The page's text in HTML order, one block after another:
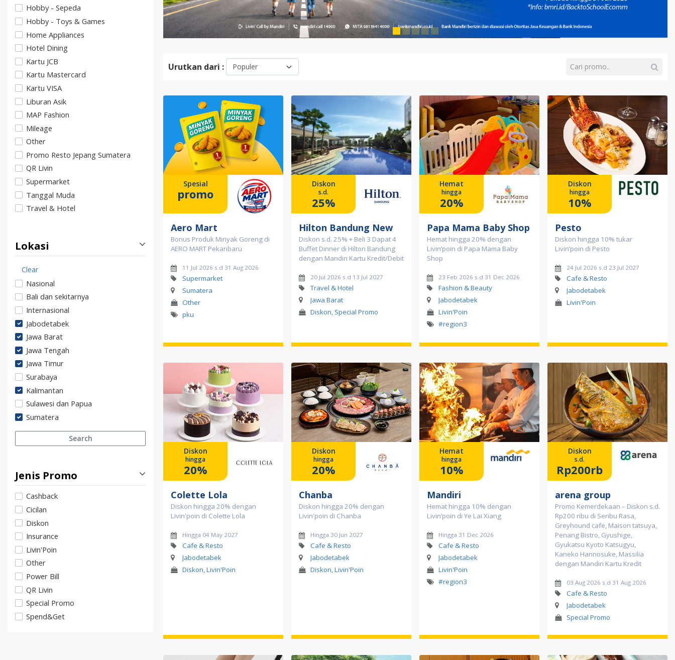
Hobby - Sepeda
Hobby - Toys & Games
Home Appliances
Hotel Dining
Kartu JCB
Kartu Mastercard
Kartu VISA
Liburan Asik
MAP Fashion
Mileage
Other
Promo Resto Jepang Sumatera
QR Livin
Supermarket
Tanggal Muda
Travel & Hotel
Lokasi
Clear
Nasional
Bali dan sekitarnya
Internasional
Jabodetabek
Jawa Barat
Jawa Tengah
Jawa Timur
Surabaya
Kalimantan
Sulawesi dan Papua
Sumatera
Search
Jenis Promo
Cashback
Cicilan
Diskon
Insurance
Livin'Poin
Other
Power Bill
QR Livin
Special Promo
Spend&Get
Urutkan dari :
Spesial
promo
Aero Mart
Bonus Produk Minyak Goreng di
AERO MART Pekanbaru
11 Jul 2026 s.d 31 Aug 2026
Supermarket
Sumatera
Other
pku
Diskon
s.d.
25%
Hilton Bandung New
Diskon s.d. 25% + Beli 3 Dapat 4
Buffet Dinner di Hilton Bandung
dengan Mandiri Kartu Kredit/Debit
20 Jul 2026 s.d 13 Jul 2027
Travel & Hotel
Jawa Barat
Diskon, Special Promo
Hemat
hingga
20%
Papa Mama Baby Shop
Hemat hingga 20% dengan
Livin’poin di Papa Mama Baby
Shop
23 Feb 2026 s.d 31 Dec 2026
Fashion & Beauty
Jabodetabek
Livin'Poin
#region3
Diskon
hingga
10%
Pesto
Diskon hingga 10% tukar
Livin’poin di Pesto
24 Jul 2026 s.d 23 Jul 2027
Cafe & Resto
Jabodetabek
Livin'Poin
Diskon
hingga
20%
Colette Lola
Diskon hingga 20% dengan
Livin'poin di Colette Lola
Hingga 04 May 2027
Cafe & Resto
Jabodetabek
Diskon, Livin'Poin
Diskon
hingga
20%
Chanba
Diskon hingga 20% dengan
Livin'poin di Chanba
Hingga 30 Jun 2027
Cafe & Resto
Jabodetabek
Diskon, Livin'Poin
Hemat
hingga
10%
Mandiri
Hemat hingga 10% dengan
Livin’poin di Ye Lai Xiang
Hingga 31 Dec 2026
Cafe & Resto
Jabodetabek
Livin'Poin
#region3
Diskon
s.d.
Rp200rb
arena group
Promo Kemerdekaan – Diskon s.d.
Rp200 ribu di Seribu Rasa,
Greyhound cafe, Maison tatsuya,
Penang Bistro, Gyushige,
Gyukatsu Kyoto Katsugyu,
Kaneko Hannosuke, Massilia
dengan Mandiri Kartu Kredit
03 Aug 2026 s.d 31 Aug 2026
Cafe & Resto
Jabodetabek
Special Promo